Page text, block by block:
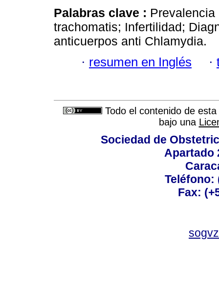
Palabras clave :
trachomatis; Infertilidad;
anticuerpos anti Chlamydia.
· resumen en Inglés ·
Todo el contenido de
bajo una
Sociedad de
Apartado
Teléfono:
Fax: